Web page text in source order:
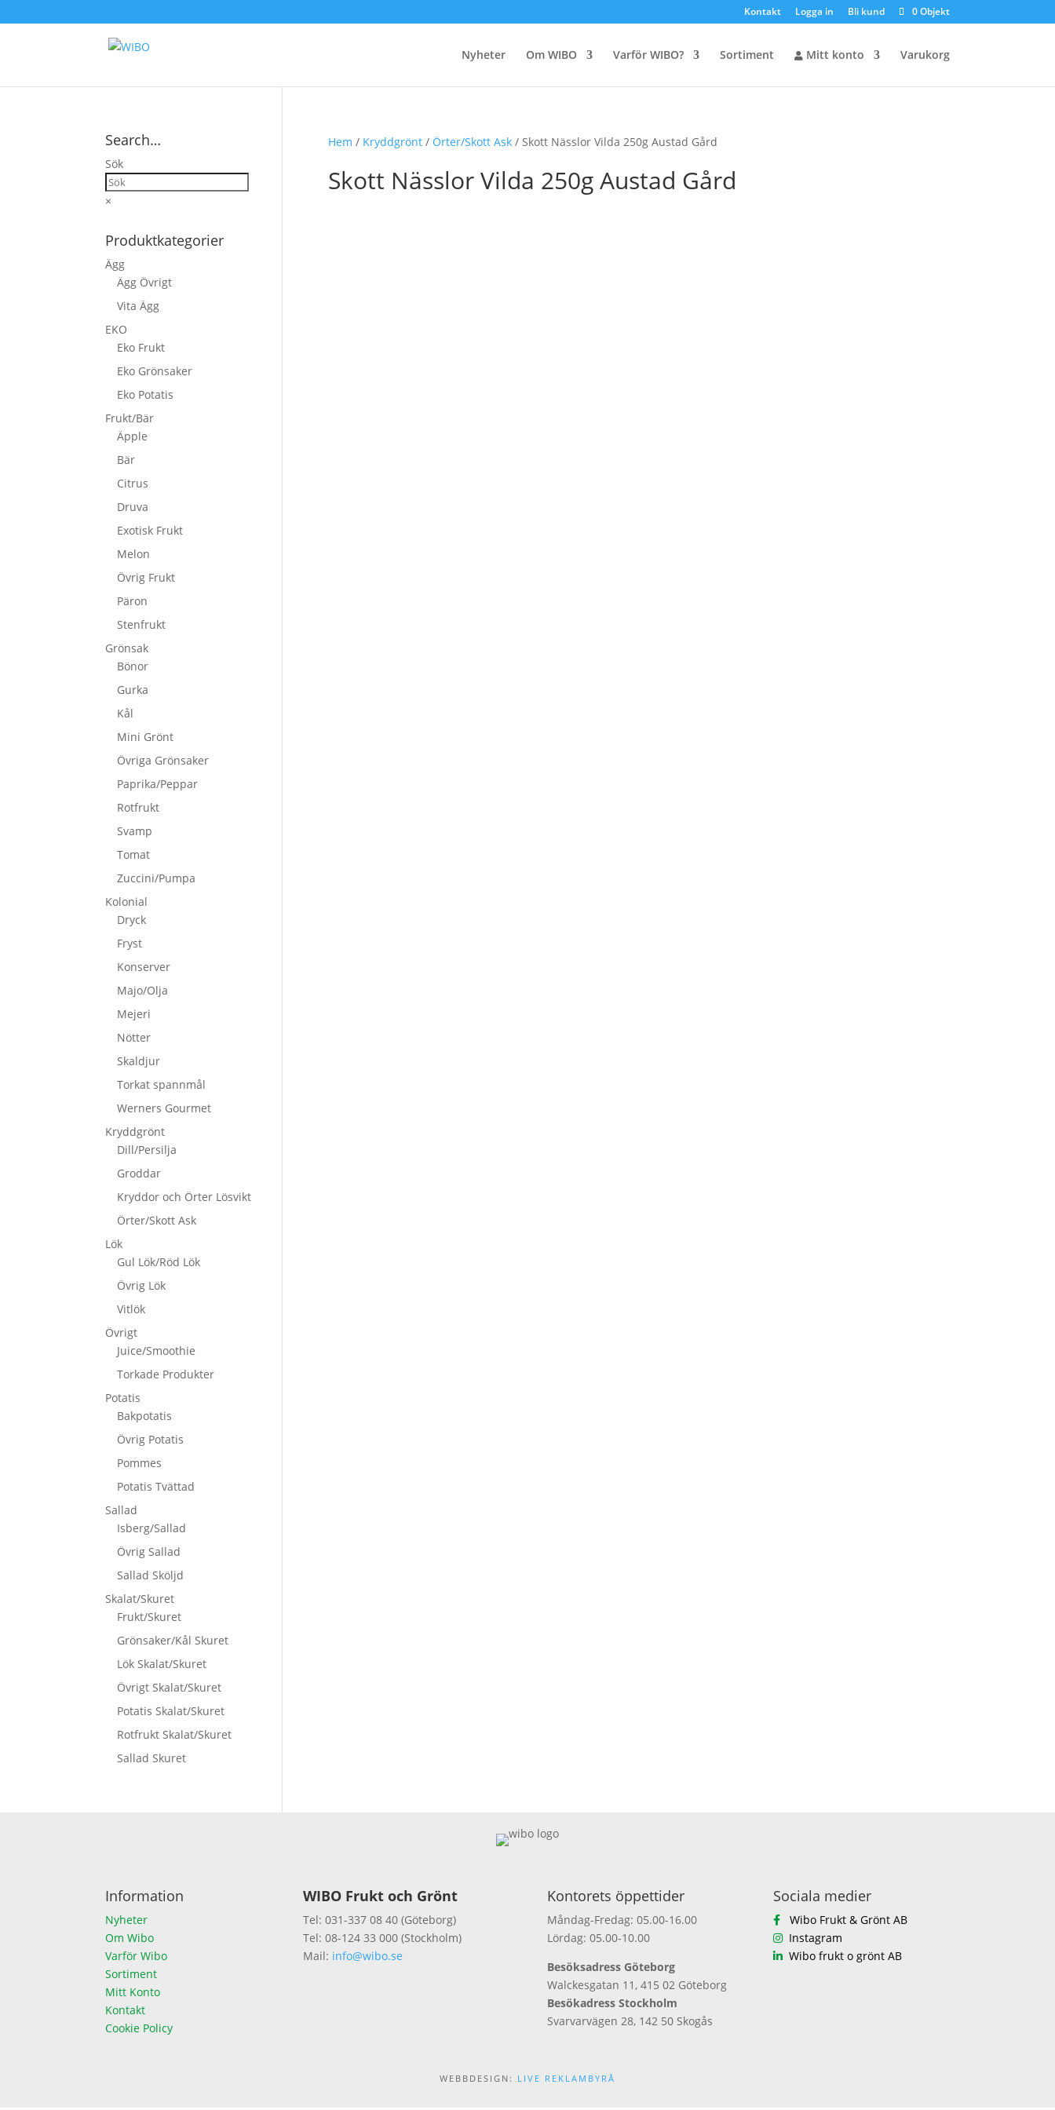
Kontakt Logga in Bli kund 0 Objekt
Nyheter Om WIBO Varför WIBO? Sortiment Mitt konto Varukorg
Hem / Kryddgrönt/ Örter/Skott Ask/ Skott Nässlor Vilda 250g Austad Gård
Skott Nässlor Vilda 250g Austad Gård
Search…
Sök
×
Produktkategorier
Ägg
Ägg Övrigt
Vita Ägg
EKO
Eko Frukt
Eko Grönsaker
Eko Potatis
Frukt/Bär
Äpple
Bär
Citrus
Druva
Exotisk Frukt
Melon
Övrig Frukt
Päron
Stenfrukt
Grönsak
Bönor
Gurka
Kål
Mini Grönt
Övriga Grönsaker
Paprika/Peppar
Rotfrukt
Svamp
Tomat
Zuccini/Pumpa
Kolonial
Dryck
Fryst
Konserver
Majo/Olja
Mejeri
Nötter
Skaldjur
Torkat spannmål
Werners Gourmet
Kryddgrönt
Dill/Persilja
Groddar
Kryddor och Örter Lösvikt
Örter/Skott Ask
Lök
Gul Lök/Röd Lök
Övrig Lök
Vitlök
Övrigt
Juice/Smoothie
Torkade Produkter
Potatis
Bakpotatis
Övrig Potatis
Pommes
Potatis Tvättad
Sallad
Isberg/Sallad
Övrig Sallad
Sallad Sköljd
Skalat/Skuret
Frukt/Skuret
Grönsaker/Kål Skuret
Lök Skalat/Skuret
Övrigt Skalat/Skuret
Potatis Skalat/Skuret
Rotfrukt Skalat/Skuret
Sallad Skuret
Information
Nyheter
Om Wibo
Varför Wibo
Sortiment
Mitt Konto
Kontakt
Cookie Policy
WIBO Frukt och Grönt
Tel: 031-337 08 40 (Göteborg)
Tel: 08-124 33 000 (Stockholm)
Mail: info@wibo.se
Kontorets öppettider
Måndag-Fredag: 05.00-16.00
Lördag: 05.00-10.00
Besöksadress Göteborg
Walckesgatan 11, 415 02 Göteborg
Besökadress Stockholm
Svarvarvägen 28, 142 50 Skogås
Sociala medier
Wibo Frukt & Grönt AB
Instagram
Wibo frukt o grönt AB
WEBBDESIGN: LIVE REKLAMBYRÅ